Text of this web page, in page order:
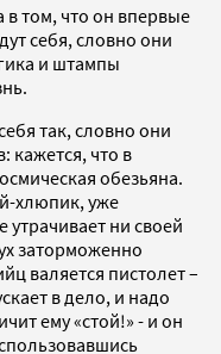
том, что он впервые
себя, словно они
и штампы
так, словно они
кажется, что в
обезьяна.
хлюпик, уже
утрачивает ни своей
заторможенно
валяется пистолет –
в дело, и надо
ему «стой!» - и он